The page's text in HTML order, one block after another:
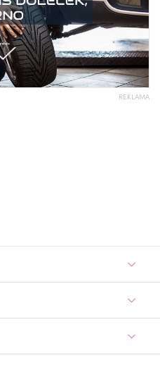
REKLAMA